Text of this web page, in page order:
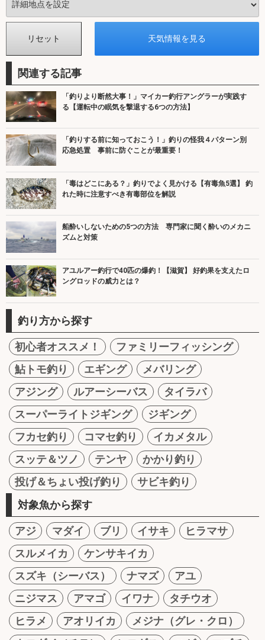
関連する記事
「釣りより断然大事！」マイカー釣行アングラーが実践す
る【運転中の眠気を撃退する6つの方法】
「釣りする前に知っておこう！」釣りの怪我４パターン別
応急処置 事前に防ぐことが最重要！
「毒はどこにある？」釣りでよく見かける【有毒魚5選】 釣
れた時に注意すべき有毒部位を解説
船酔いしないための5つの方法 専門家に聞く酔いのメカニ
ズムと対策
アユルアー釣行で40匹の爆釣！【滋賀】 好釣果を支えたロ
ングロッドの威力とは？
釣り方から探す
初心者オススメ！
ファミリーフィッシング
鮎トモ釣り
エギング
メバリング
アジング
ルアーシーバス
タイラバ
スーパーライトジギング
ジギング
フカセ釣り
コマセ釣り
イカメタル
スッテ＆ツノ
テンヤ
かかり釣り
投げ＆ちょい投げ釣り
サビキ釣り
対象魚から探す
アジ マダイ ブリ イサキ
ヒラマサ
スルメイカ
ケンサキイカ
スズキ（シーバス）
ナマズ
アユ
ニジマス
アマゴ イワナ
タチウオ
ヒラメ
アオリイカ
メジナ（グレ・クロ）